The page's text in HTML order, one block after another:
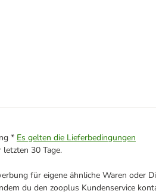
* Es gelten die Lieferbedingungen
30 Tage.
für eigene ähnliche Waren oder
du den zooplus Kundenservice